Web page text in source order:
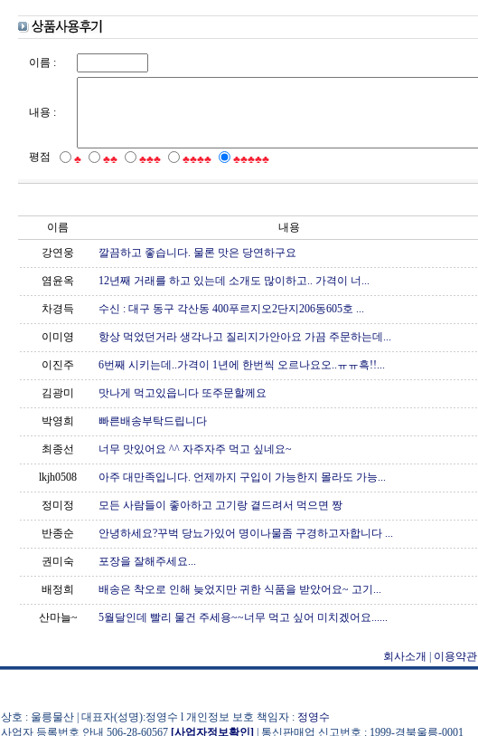
이름 :
내용 :
평점 ♣ ♣♣ ♣♣♣ ♣♣♣♣ ♣♣♣♣♣
이름 내용
강연웅
깔끔하고 좋습니다. 물론 맛은 당연하구요
염윤옥 12년째 거래를 하고 있는데 소개도 많이하고.. 가격이 너...
차경득 수신 : 대구 동구 각산동 400푸르지오2단지206동605호 ...
이미영 항상 먹었던거라 생각나고 질리지가안아요 가끔 주문하는데...
이진주 6번째 시키는데..가격이 1년에 한번씩 오르나요오..ㅠㅠ흑!!...
김광미 맛나게 먹고있읍니다 또주문할께요
박영희 빠른배송부탁드립니다
최종선 너무 맛있어요 ^^ 자주자주 먹고 싶네요~
lkjh0508 아주 대만족입니다. 언제까지 구입이 가능한지 몰라도 가능...
정미정 모든 사람들이 좋아하고 고기랑 곁드려서 먹으면 짱
반종순 안녕하세요?꾸벅 당뇨가있어 명이나물좀 구경하고자합니다 ...
권미숙 포장을 잘해주세요...
배정희 배송은 착오로 인해 늦었지만 귀한 식품을 받았어요~ 고기...
산마늘~ 5월달인데 빨리 물건 주세용~~너무 먹고 싶어 미치겠어요......
회사소개 이용약관
상호 : 울릉물산 | 대표자(성명):정영수 l 개인정보 보호 책임자 : 정영수
사업자 등록번호 안내 506-28-60567 [사업자정보확인] | 통신판매업 신고번호 : 1999-경북울릉-0001